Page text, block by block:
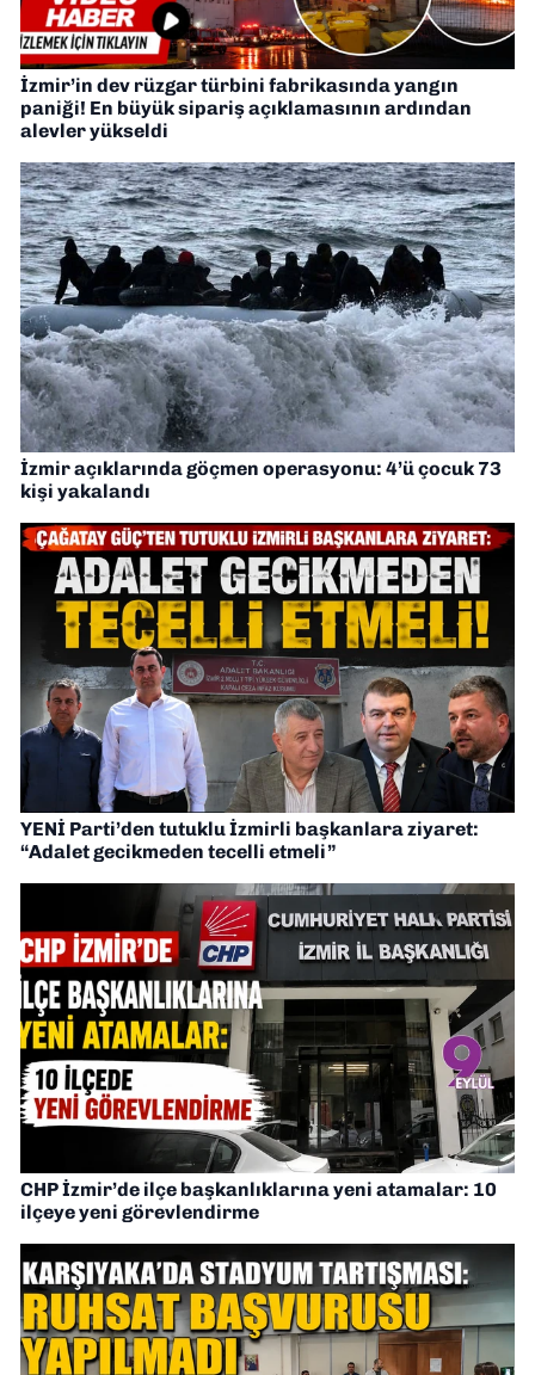
İzmir’in dev rüzgar türbini fabrikasında yangın
paniği! En büyük sipariş açıklamasının ardından
alevler yükseldi
İzmir açıklarında göçmen operasyonu: 4’ü çocuk 73
kişi yakalandı
YENİ Parti’den tutuklu İzmirli başkanlara ziyaret:
“Adalet gecikmeden tecelli etmeli”
CHP İzmir’de ilçe başkanlıklarına yeni atamalar: 10
ilçeye yeni görevlendirme